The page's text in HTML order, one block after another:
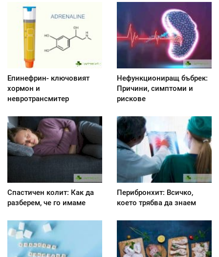
Епинефрин- ключовият
хормон и
невротрансмитер
Нефункциониращ бъбрек:
Причини, симптоми и
рискове
Спастичен колит: Как да
разберем, че го имаме
Перибронхит: Всичко,
което трябва да знаем